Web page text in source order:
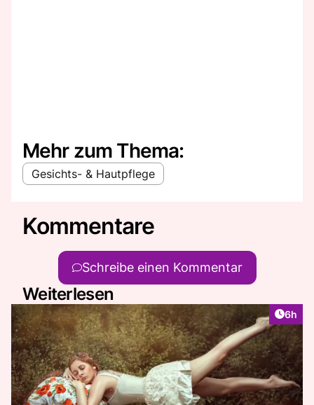
Mehr zum Thema:
Gesichts- & Hautpflege
Kommentare
Schreibe einen Kommentar
Weiterlesen
6h